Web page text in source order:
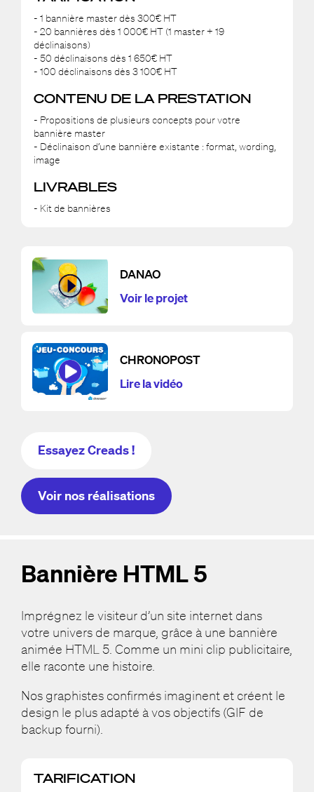
- 1 bannière master dès 300€ HT
- 20 bannières dès 1 000€ HT (1 master + 19
déclinaisons)
- 50 déclinaisons dès 1 650€ HT
- 100 déclinaisons dès 3 100€ HT
CONTENU DE LA PRESTATION
- Propositions de plusieurs concepts pour votre
bannière master
- Déclinaison d’une bannière existante : format, wording,
image
LIVRABLES
- Kit de bannières
DANAO
Voir le projet
CHRONOPOST
Lire la vidéo
Essayez Creads !
Voir nos réalisations
Bannière HTML 5
Imprégnez le visiteur d’un site internet dans
votre univers de marque, grâce à une bannière
animée HTML 5. Comme un mini clip publicitaire,
elle raconte une histoire.
Nos graphistes confirmés imaginent et créent le
design le plus adapté à vos objectifs (GIF de
backup fourni).
TARIFICATION